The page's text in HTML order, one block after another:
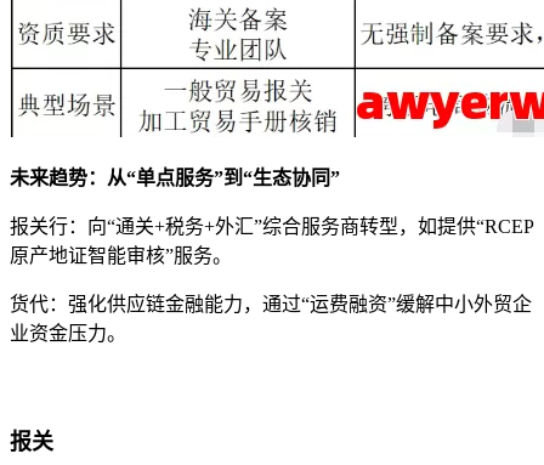
未来趋势：从“单点服务”到“生态协同”
报关行：向“通关+税务+外汇”综合服务商转型，如提供“RCEP
原产地证智能审核”服务。
货代：强化供应链金融能力，通过“运费融资”缓解中小外贸企
业资金压力。
报关